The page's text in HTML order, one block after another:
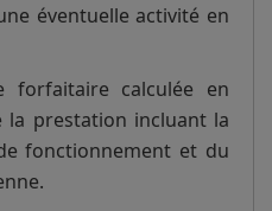
éventuelle activité en
calculée en
prestation incluant la
fonctionnement et du